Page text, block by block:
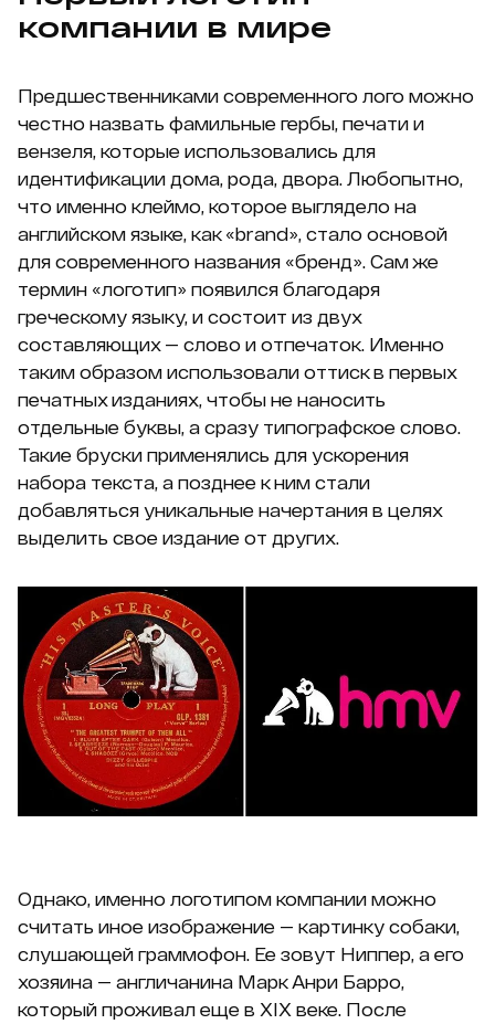
компании в мире
Предшественниками современного лого можно
честно назвать фамильные гербы, печати и
вензеля, которые использовались для
идентификации дома, рода, двора. Любопытно,
что именно клеймо, которое выглядело на
английском языке, как «brand», стало основой
для современного названия «бренд». Сам же
термин «логотип» появился благодаря
греческому языку, и состоит из двух
составляющих — слово и отпечаток. Именно
таким образом использовали оттиск в первых
печатных изданиях, чтобы не наносить
отдельные буквы, а сразу типографское слово.
Такие бруски применялись для ускорения
набора текста, а позднее к ним стали
добавляться уникальные начертания в целях
выделить свое издание от других.
Однако, именно логотипом компании можно
считать иное изображение — картинку собаки,
слушающей граммофон. Ее зовут Ниппер, а его
хозяина — англичанина Марк Анри Барро,
который проживал еще в ХIХ веке. После